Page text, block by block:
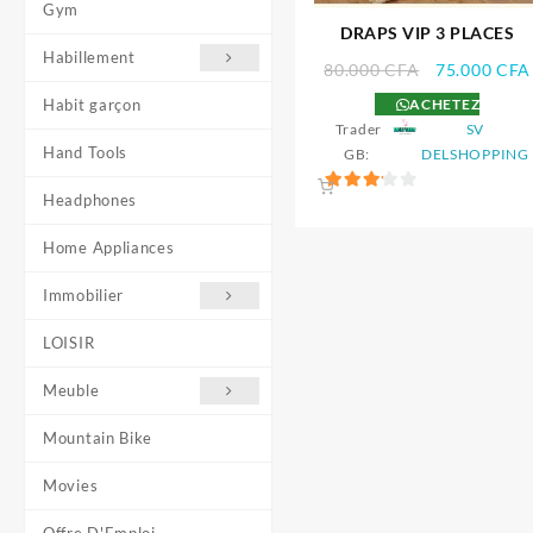
Gym
Habillement
Habit garçon
Hand Tools
Headphones
Home Appliances
Immobilier
LOISIR
Meuble
Mountain Bike
Movies
DRAPS VIP 3 PLACES
80.000CFA
Le
prix
initial
75.000 CFA
ACHETEZ
Trader
GB:
SV
DELSHOPPING